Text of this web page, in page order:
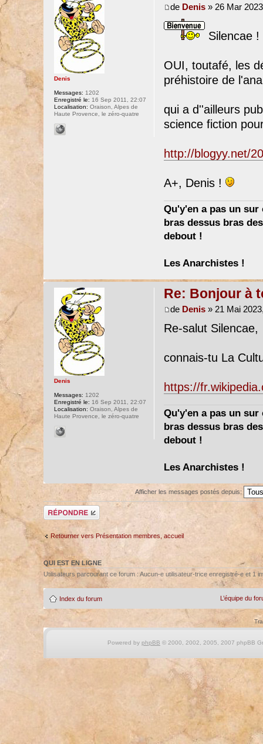
de Denis» 26 Mar
Silencae !
OUI, toutafé, les
préhistoire de
qui a d''ailleurs
science fiction
http://blogyy.net/
A+, Denis !
Qu'y'en a pas un
bras dessus bras
debout !
Les Anarchistes !
Denis
Messages: 1202
Enregistré le: 16 Sep 2011, 22:07
Localisation: Oraison, Alpes de
Haute Provence, le zéro-quatre
Re: Bonjour à
de Denis» 21 Mai
Re-salut Silencae,
connais-tu La
https://
Qu'y'en a pas un
bras dessus bras
debout !
Les Anarchistes !
Denis
Messages: 1202
Enregistré le: 16 Sep 2011, 22:07
Localisation: Oraison, Alpes de
Haute Provence, le zéro-quatre
Afficher les messages postés depuis:
Répondre
Retourner vers Présentation membres, accueil
QUI EST EN LIGNE
Utilisateurs parcourant ce forum : Aucun-e utilisateur-trice enregistré-e et 1
Index du forum L’équipe du
Powered by phpBB © 2000, 2002, 2005, 2007 phpBB